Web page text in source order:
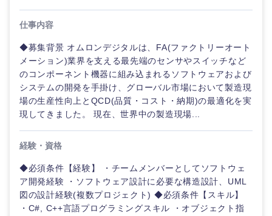
仕事内容
◆募集背景 オムロンデジタルは、FA(ファクトリーオート
メーション)業界を支える最先端のセンサやスイッチなど
のコンポーネント機器に組み込まれるソフトウェアおよび
システムの開発を手掛け、グローバル市場において製造現
場の生産性向上とQCD(品質・コスト・納期)の最適化を実
現してきました。 現在、世界中の製造現場...
経験・資格
◆必須条件【経験】 ・チームメンバーとしてソフトウェ
ア開発経験 ・ソフトウェア設計に必要な構造設計、UML
図の設計経験(複数プロジェクト) ◆必須条件【スキル】
・C#, C++言語プログラミングスキル ・オブジェクト指